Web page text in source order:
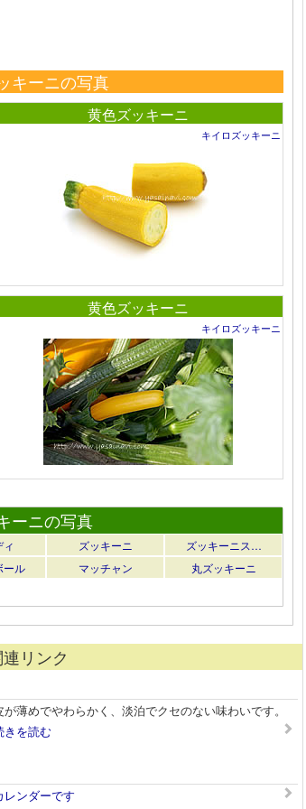
キーニの写真
黄色ズッキーニ
キイロズッキーニ
黄色ズッキーニ
キイロズッキーニ
ーニの写真
ズッキーニ
ズッキーニス…
ール マッチャン
丸ズッキーニ
リンク
薄めでやわらかく、淡泊でクセのない味わいです。
を読む
ンダーです